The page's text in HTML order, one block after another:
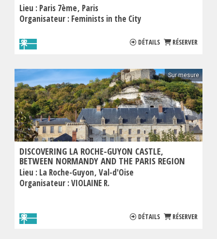
Lieu : Paris 7ème Paris
Organisateur : Feminists in the City
DÉTAILS RÉSERVER
Sur mesure
DISCOVERING LA ROCHE-GUYON CASTLE,
BETWEEN NORMANDY AND THE PARIS REGION
Lieu : La Roche-Guyon Val-d'Oise
Organisateur :VIOLAINE R.
DÉTAILS RÉSERVER